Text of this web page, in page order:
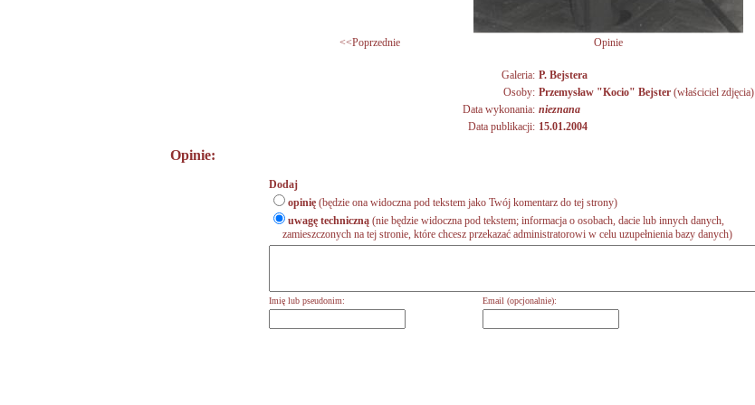
<<Poprzednie Opinie
Galeria: P. Bejstera
Osoby: Przemysław "Kocio" Bejster (właściciel zdjęcia)
Data wykonania: nieznana
Data publikacji: 15.01.2004
Opinie:
Dodaj
opinię (będzie ona widoczna pod tekstem jako Twój komentarz do tej strony)
uwagę techniczną (nie będzie widoczna pod tekstem; informacja o osobach, dacie lub innych danych,
zamieszczonych na tej stronie, które chcesz przekazać administratorowi w celu uzupełnienia bazy danych)
Imię lub pseudonim: Email (opcjonalnie):